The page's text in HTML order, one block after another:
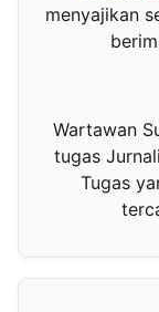
menyajikan
Wartawan
tugas
Tugas